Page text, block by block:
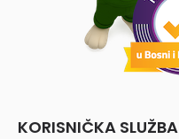
KORISNIČKA SLUŽBA